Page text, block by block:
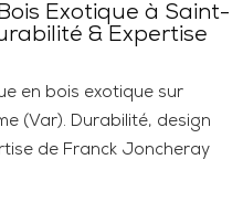
Exotique à Saint-
& Expertise
en bois exotique sur
(Var). Durabilité, design
de Franck Joncheray